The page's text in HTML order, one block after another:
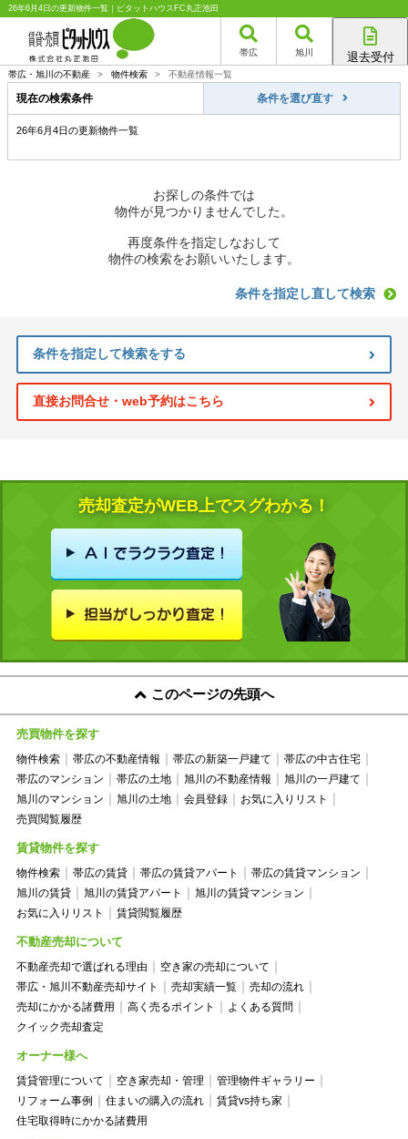
26年6月4日の更新物件一覧｜ピタットハウスFC丸正池田
帯広 旭川 退去受付
旭川店
帯広・旭川の不動産 > 物件検索 > 不動産情報一覧
現在の検索条件 条件を選び直す
26年6月4日の更新物件一覧
お探しの条件では
物件が見つかりませんでした。
再度条件を指定しなおして
物件の検索をお願いいたします。
条件を指定し直して検索
条件を指定して検索をする
直接お問合せ・web予約はこちら
売却査定がWEB上でスグわかる！
このページの先頭へ
売買物件を探す
物件検索 帯広の不動産情報 帯広の新築一戸建て
帯広の中古住宅
帯広のマンション
帯広の土地 旭川の不動産情報
旭川の一戸建て
旭川のマンション
旭川の土地 会員登録
お気に入りリスト
売買閲覧履歴
賃貸物件を探す
物件検索 帯広の賃貸 帯広の賃貸アパート
帯広の賃貸マンション
旭川の賃貸
旭川の賃貸アパート
旭川の賃貸マンション
お気に入りリスト
賃貸閲覧履歴
不動産売却について
不動産売却で選ばれる理由
空き家の売却について
帯広・旭川不動産売却サイト
売却実績一覧
売却の流れ
売却にかかる諸費用
高く売るポイント
よくある質問
クイック売却査定
オーナー様へ
賃貸管理について 空き家売却・管理
管理物件ギャラリー
リフォーム事例
住まいの購入の流れ
賃貸vs持ち家
住宅取得時にかかる諸費用